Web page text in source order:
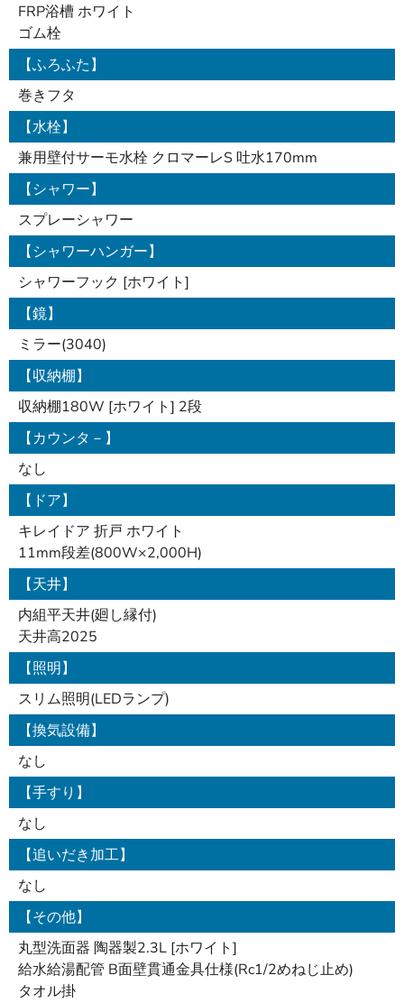
FRP浴槽 ホワイト
ゴム栓
【ふろふた】
巻きフタ
【水栓】
兼用壁付サーモ水栓 クロマーレS 吐水170mm
【シャワー】
スプレーシャワー
【シャワーハンガー】
シャワーフック [ホワイト]
【鏡】
ミラー(3040)
【収納棚】
収納棚180W [ホワイト] 2段
【カウンタ－】
なし
【ドア】
キレイドア 折戸 ホワイト
11mm段差(800W×2,000H)
【天井】
内組平天井(廻し縁付)
天井高2025
【照明】
スリム照明(LEDランプ)
【換気設備】
なし
【手すり】
なし
【追いだき加工】
なし
【その他】
丸型洗面器 陶器製2.3L [ホワイト]
給水給湯配管 B面壁貫通金具仕様(Rc1/2めねじ止め)
タオル掛